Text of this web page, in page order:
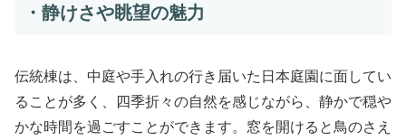
・静けさや眺望の魅力
伝統棟は、中庭や手入れの行き届いた日本庭園に面してい
ることが多く、四季折々の自然を感じながら、静かで穏や
かな時間を過ごすことができます。窓を開けると鳥のさえ